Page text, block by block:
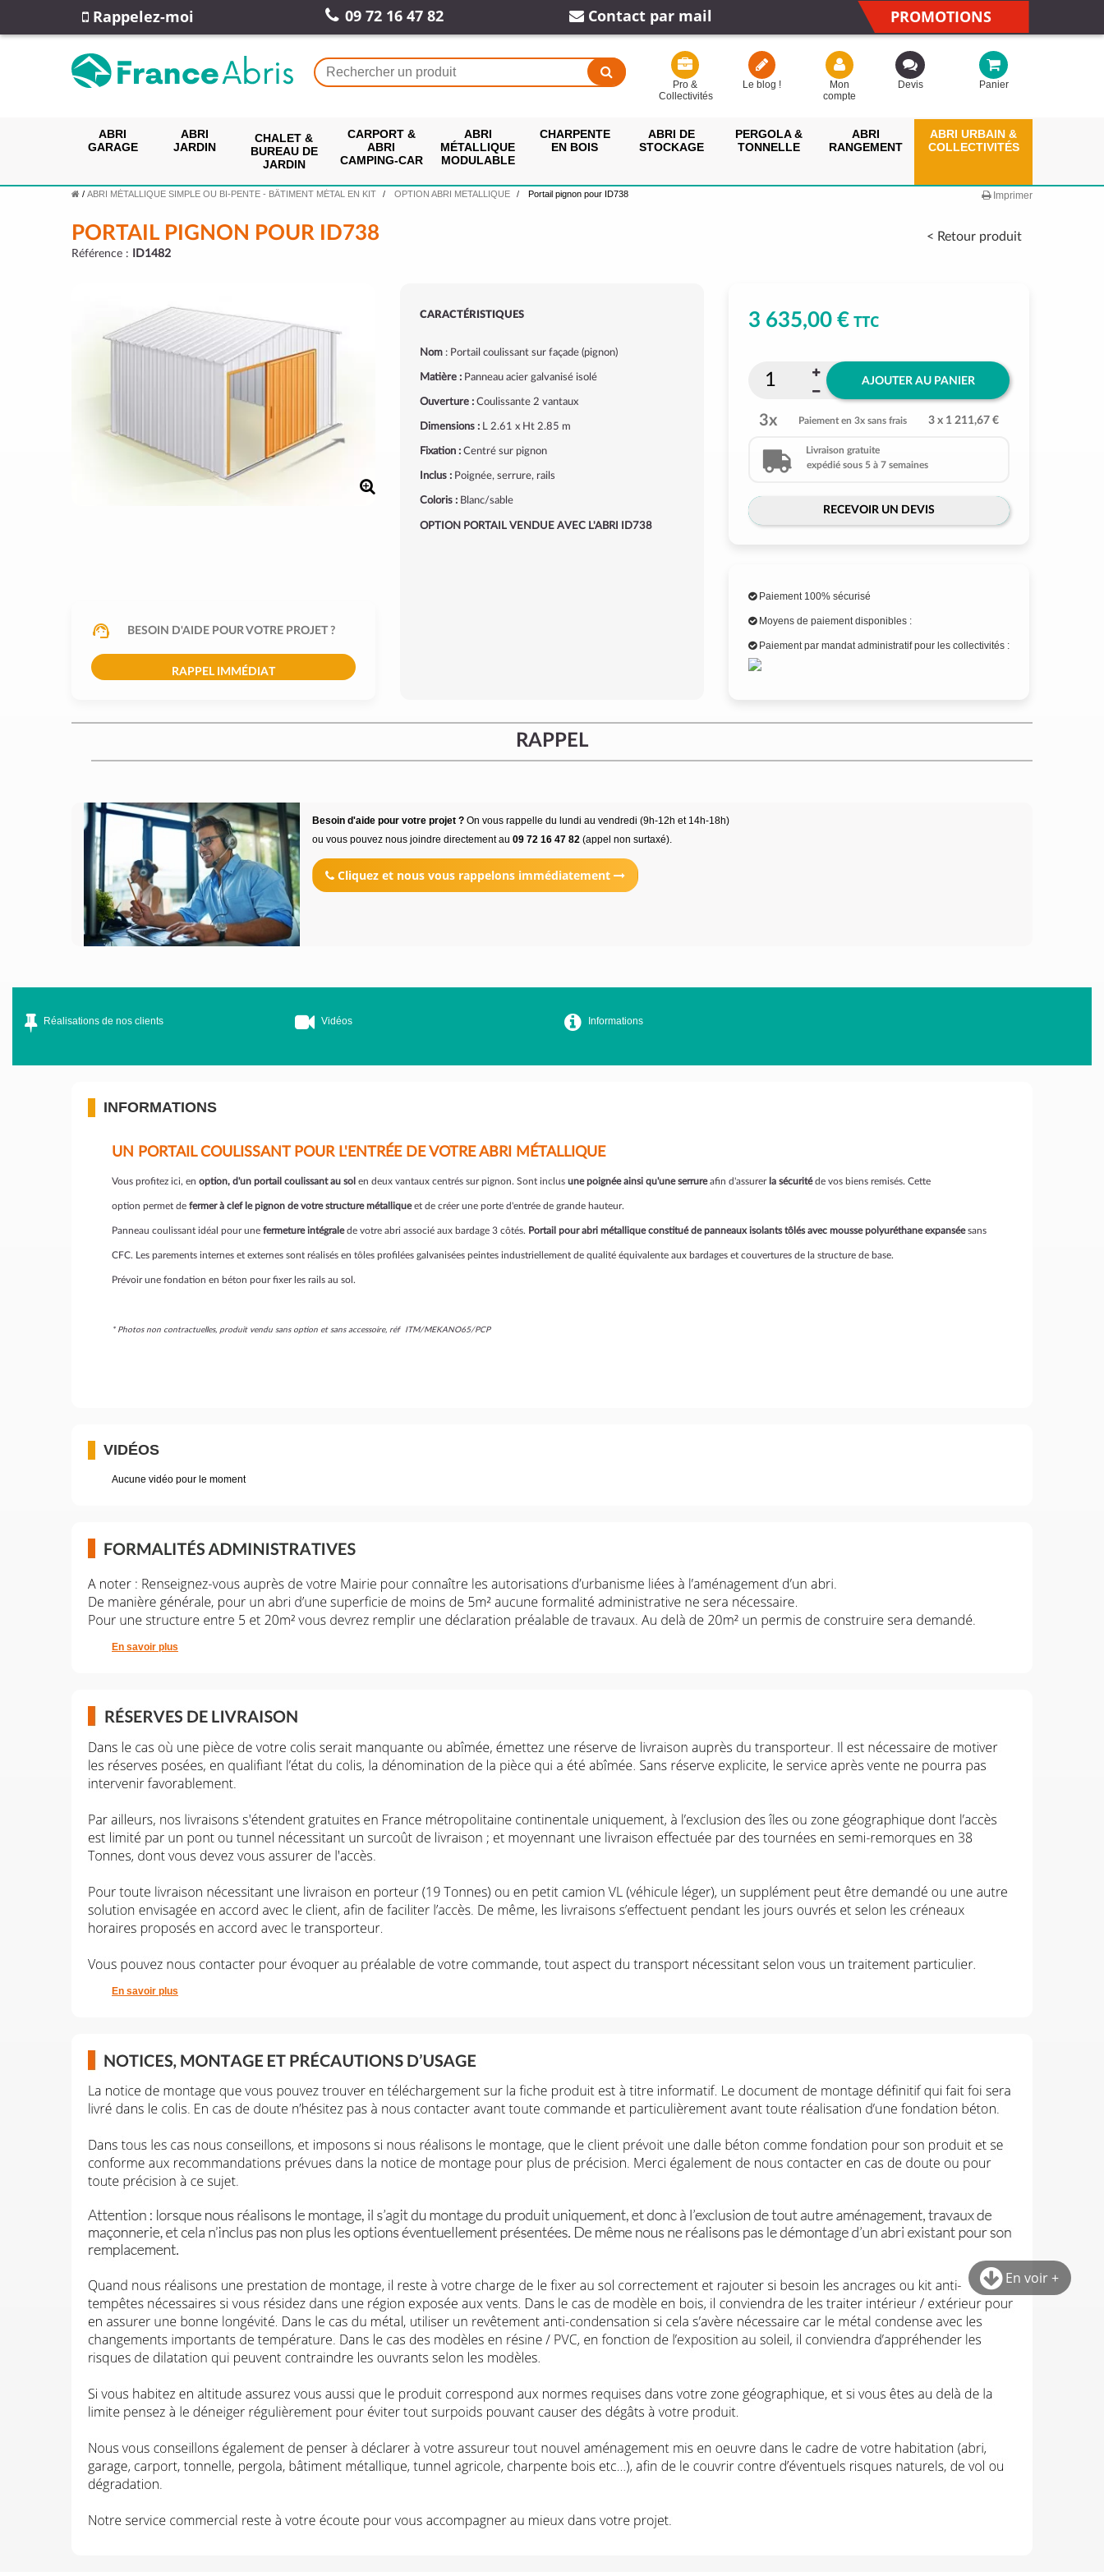
Rappelez-moi 09 72 16 47 82 Contact par mail PROMOTIONS
Pro &
Collectivités
Le blog !
Mon
compte
Devis Panier
ABRI
GARAGE
ABRI
JARDIN
CHALET &
BUREAU DE
JARDIN
CARPORT &
ABRI
CAMPING-CAR
ABRI
MÉTALLIQUE
MODULABLE
CHARPENTE
EN BOIS
ABRI DE
STOCKAGE
PERGOLA &
TONNELLE
ABRI
RANGEMENT
ABRI URBAIN &
COLLECTIVITÉS
/ ABRI MÉTALLIQUE SIMPLE OU BI-PENTE - BÂTIMENT MÉTAL EN KIT OPTION ABRI METALLIQUE Portail pignon pour ID738 Imprimer
< Retour produit
PORTAIL PIGNON POUR ID738
Référence : ID1482
BESOIN D'AIDE POUR VOTRE PROJET ?
RAPPEL IMMÉDIAT
CARACTÉRISTIQUES
Nom : Portail coulissant sur façade (pignon)
Matière :Panneau acier galvanisé isolé
Ouverture :Coulissante 2 vantaux
Dimensions :L 2.61 x Ht 2.85 m
Fixation :Centré sur pignon
Inclus :Poignée, serrure, rails
Coloris :Blanc/sable
OPTION PORTAIL VENDUE AVEC L'ABRI ID738
3 635,00 €TTC
AJOUTER AU PANIER
3x Paiement en 3x sans frais 3 x 1 211,67 €
Livraison gratuite
expédié sous 5 à 7 semaines
RECEVOIR UN DEVIS
Paiement 100% sécurisé
Moyens de paiement disponibles :
Paiement par mandat administratif pour les collectivités :
RAPPEL
Besoin d'aide pour votre projet ?On vous rappelle du lundi au vendredi (9h-12h et 14h-18h)
ou vous pouvez nous joindre directement au 09 72 16 47 82(appel non surtaxé).
Cliquez et nous vous rappelons immédiatement
En voir +
Réalisations de nos clients Vidéos Informations
INFORMATIONS
UN PORTAIL COULISSANT POUR L'ENTRÉE DE VOTRE ABRI MÉTALLIQUE
Vous profitez ici, en option, d'un portail coulissant au sol en deux vantaux centrés sur pignon. Sont inclus une poignée ainsi qu'une serrureafin d'assurer la sécuritéde vos biens remisés. Cette
option permet de fermer à clef le pignon de votre structure métalliqueet de créer une porte d'entrée de grande hauteur.
Panneau coulissant idéal pour une fermeture intégralede votre abri associé aux bardage 3 côtés. Portail pour abri métallique constitué de panneaux isolants tôlés avec mousse polyuréthane expanséesans
CFC. Les parements internes et externes sont réalisés en tôles profilées galvanisées peintes industriellement de qualité équivalente aux bardages et couvertures de la structure de base.
Prévoir une fondation en béton pour fixer les rails au sol.
* Photos non contractuelles, produit vendu sans option et sans accessoire, réf ITM/MEKANO65/PCP
VIDÉOS
Aucune vidéo pour le moment
En savoir plus
En savoir plus